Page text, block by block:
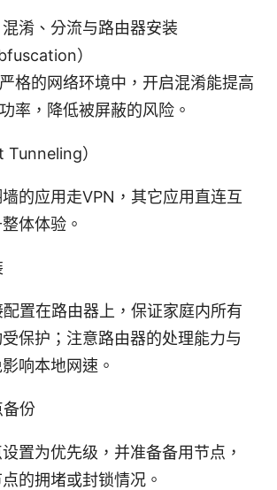
淆、分流与路由器安装
）
格的网络环境中，开启混淆能提高
率，降低被屏蔽的风险。
Tunneling）
的应用走VPN，其它应用直连互
体体验。
置在路由器上，保证家庭内所有
保护；注意路由器的处理能力与
响本地网速。
份
置为优先级，并准备备用节点，
的拥堵或封锁情况。